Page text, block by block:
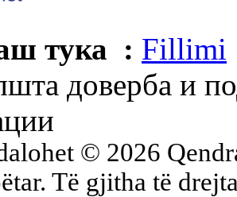
тука : Fillimi
доверба и
© 2026
Të gjitha të